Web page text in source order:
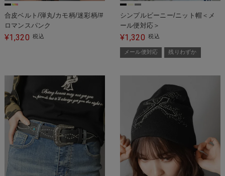
合皮ベルト/弾丸/カモ柄/迷彩柄/#
ロマンスパンク
¥1,320 税込
シンプルビーニー/ニット帽＜メ
ール便対応＞
¥1,320 税込
メール便対応 残りわずか